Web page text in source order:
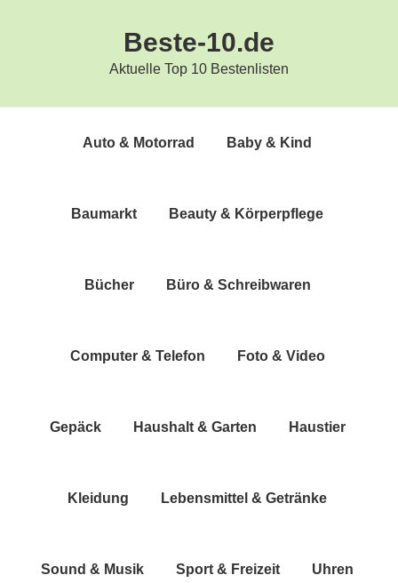
Beste-10.de
Aktuelle Top 10 Bestenlisten
Auto & Motorrad Baby & Kind
Bau­markt Beau­ty & Körperpflege
Bücher Büro & Schreibwaren
Com­pu­ter & Telefon Foto & Video
Gepäck Haus­halt & Garten Haus­tier
Klei­dung Lebens­mit­tel & Getränke
Sound & Musik Sport & Freizeit Uhren